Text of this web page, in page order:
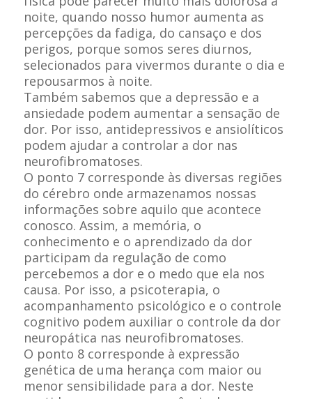
noite, quando nosso humor aumenta as
percepções da fadiga, do cansaço e dos
perigos, porque somos seres diurnos,
selecionados para vivermos durante o dia e
repousarmos à noite.
Também sabemos que a depressão e a
ansiedade podem aumentar a sensação de
dor. Por isso, antidepressivos e ansiolíticos
podem ajudar a controlar a dor nas
neurofibromatoses.
O ponto 7 corresponde às diversas regiões
do cérebro onde armazenamos nossas
informações sobre aquilo que acontece
conosco. Assim, a memória, o
conhecimento e o aprendizado da dor
participam da regulação de como
percebemos a dor e o medo que ela nos
causa. Por isso, a psicoterapia, o
acompanhamento psicológico e o controle
cognitivo podem auxiliar o controle da dor
neuropática nas neurofibromatoses.
O ponto 8 corresponde à expressão
genética de uma herança com maior ou
menor sensibilidade para a dor. Neste